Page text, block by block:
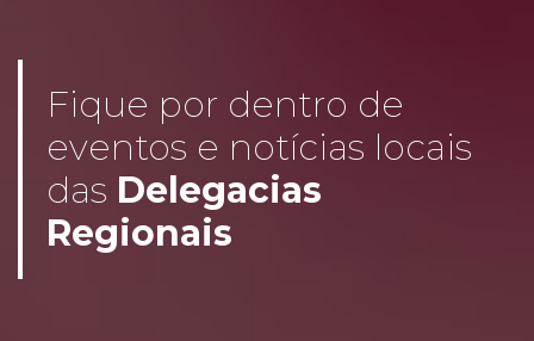
Fique por dentro de
eventos e notícias locais
das Delegacias
Regionais